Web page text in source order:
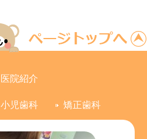
医院紹介
小児歯科 矯正歯科